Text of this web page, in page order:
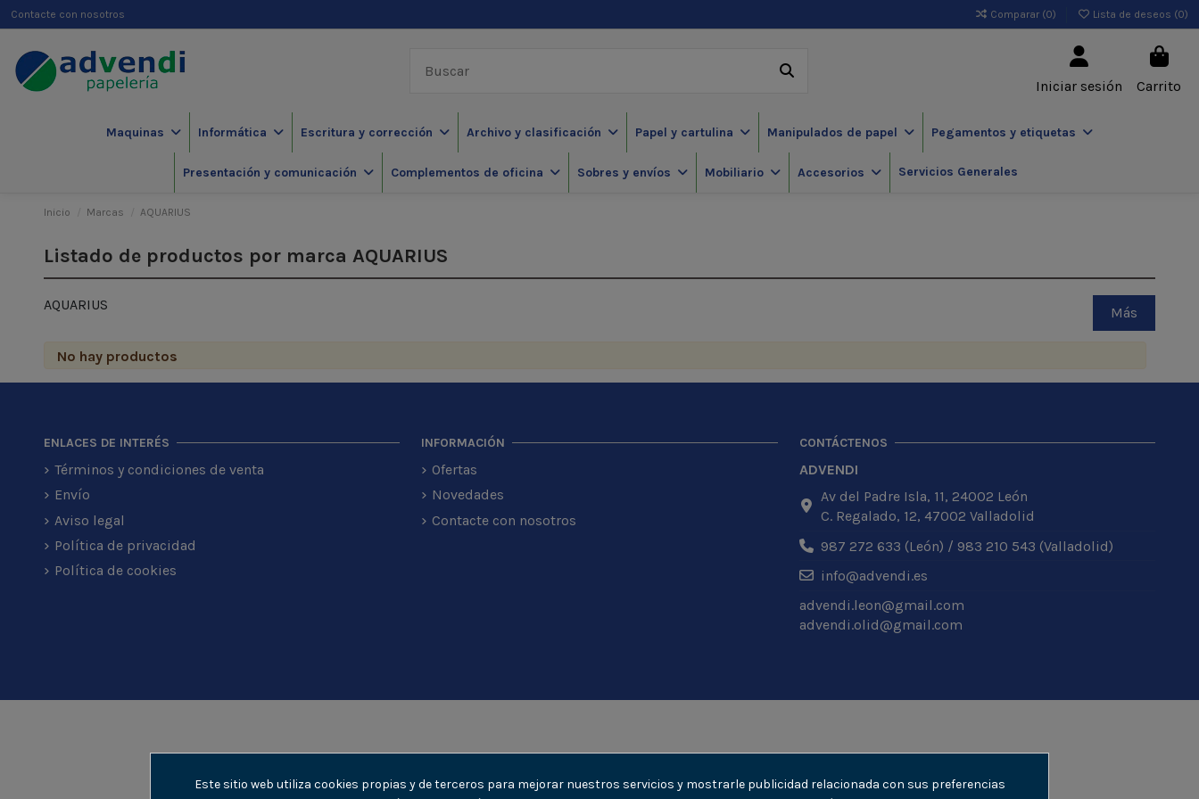
Contacte con nosotros Comparar (0) Lista de deseos (0)
Iniciar sesión Carrito
Maquinas Informática Escritura y corrección Archivo y clasificación Papel y cartulina Manipulados de papel Pegamentos y etiquetas
Presentación y comunicación Complementos de oficina Sobres y envíos Mobiliario Accesorios Servicios Generales
Inicio Marcas AQUARIUS
Listado de productos por marca AQUARIUS
AQUARIUS Más
No hay productos
ENLACES DE INTERÉS
Términos y condiciones de venta
Envío
Aviso legal
Política de privacidad
Política de cookies
INFORMACIÓN
Ofertas
Novedades
Contacte con nosotros
CONTÁCTENOS
ADVENDI
Av del Padre Isla, 11, 24002 León
C. Regalado, 12, 47002 Valladolid
987 272 633 (León) / 983 210 543 (Valladolid)
info@advendi.es
advendi.leon@gmail.com
advendi.olid@gmail.com
Este sitio web utiliza cookies propias y de terceros para mejorar nuestros servicios y mostrarle publicidad relacionada con sus preferencias